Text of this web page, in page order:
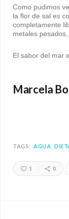
Como pudimos
la flor de sal es
completamente
metales
El sabor del mar
Marcela
TAGS: AGUA
1 0